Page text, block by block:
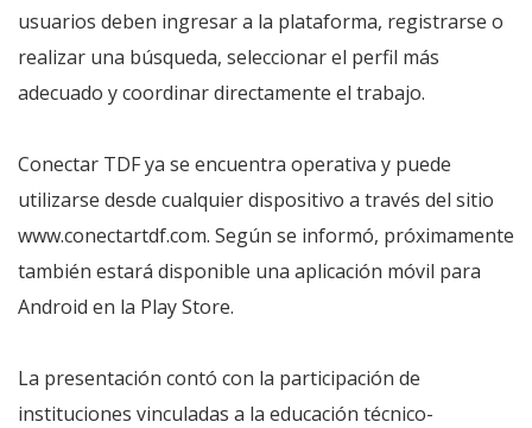
usuarios deben ingresar a la plataforma, registrarse o
realizar una búsqueda, seleccionar el perfil más
adecuado y coordinar directamente el trabajo.
Conectar TDF ya se encuentra operativa y puede
utilizarse desde cualquier dispositivo a través del sitio
www.conectartdf.com. Según se informó, próximamente
también estará disponible una aplicación móvil para
Android en la Play Store.
La presentación contó con la participación de
instituciones vinculadas a la educación técnico-